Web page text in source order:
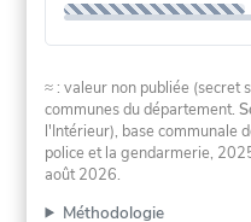
≈ : valeur non publiée (secret
communes du département.
l'Intérieur), base communale
police et la gendarmerie,
août 2026.
Méthodologie